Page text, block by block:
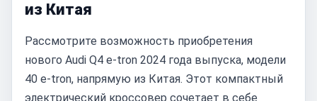
из Китая
Рассмотрите возможность приобретения
нового Audi Q4 e-tron 2024 года выпуска, модели
40 e-tron, напрямую из Китая. Этот компактный
электрический кроссовер сочетает в себе